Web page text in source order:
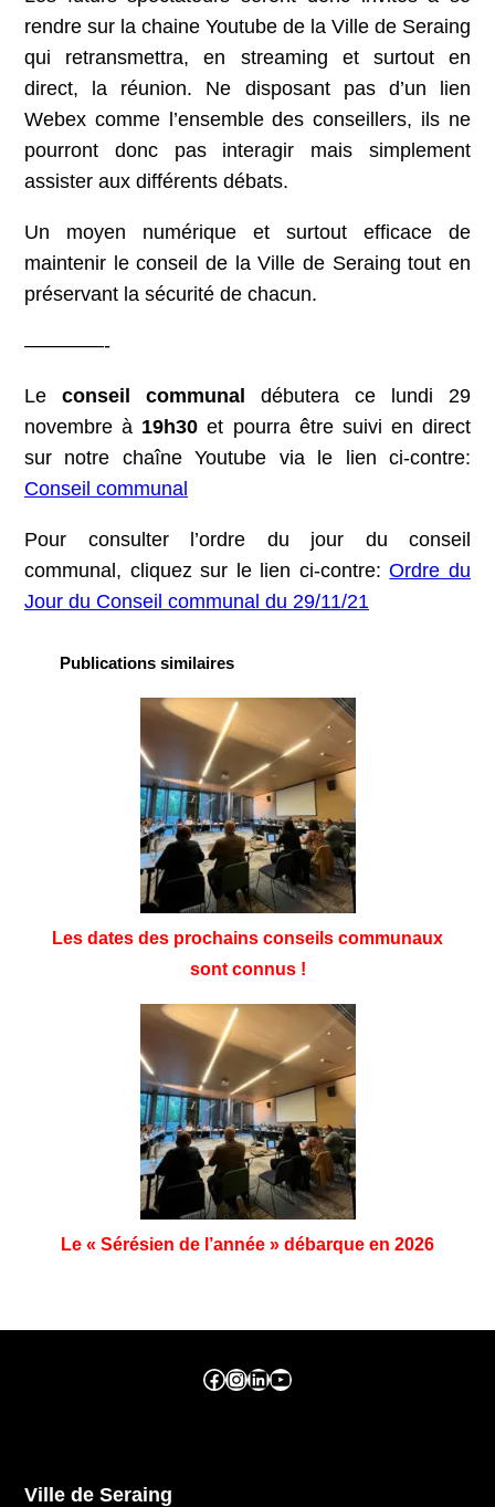
rendre sur la chaine Youtube de la Ville de Seraing
qui retransmettra, en streaming et surtout en
direct, la réunion. Ne disposant pas d’un lien
Webex comme l’ensemble des conseillers, ils ne
pourront donc pas interagir mais simplement
assister aux différents débats.
Un moyen numérique et surtout efficace de
maintenir le conseil de la Ville de Seraing tout en
préservant la sécurité de chacun.
————-
Le conseil communal débutera ce lundi 29
novembre à 19h30 et pourra être suivi en direct
sur notre chaîne Youtube via le lien ci-contre:
Conseil communal
Pour consulter l’ordre du jour du conseil
communal, cliquez sur le lien ci-contre:Ordre du
Jour du Conseil communal du 29/11/21
Publications similaires
Les dates des prochains conseils communaux
sont connus !
Le « Sérésien de l’année » débarque en 2026
Facebook ville de seraing Instragram ville de seraing linkedin – ville de seraing YouTube
Ville de Seraing